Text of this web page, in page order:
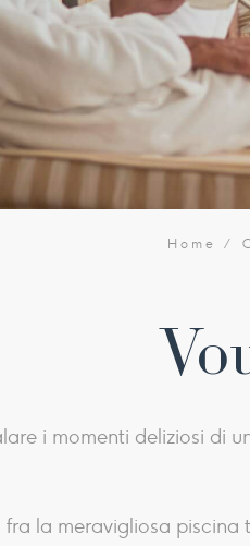
Home
i momenti deliziosi di
fra la meravigliosa